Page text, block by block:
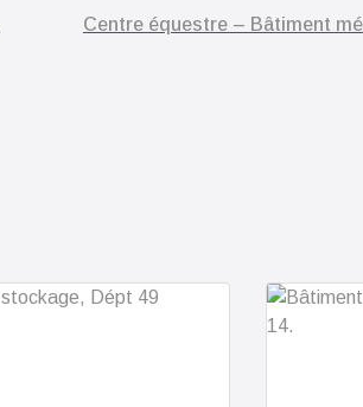
Centre équestre – Bâtiment